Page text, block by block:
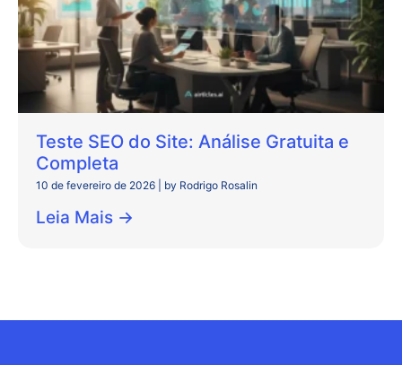
Teste SEO do Site: Análise Gratuita e
Completa
10 de fevereiro de 2026 by Rodrigo Rosalin
Leia Mais →